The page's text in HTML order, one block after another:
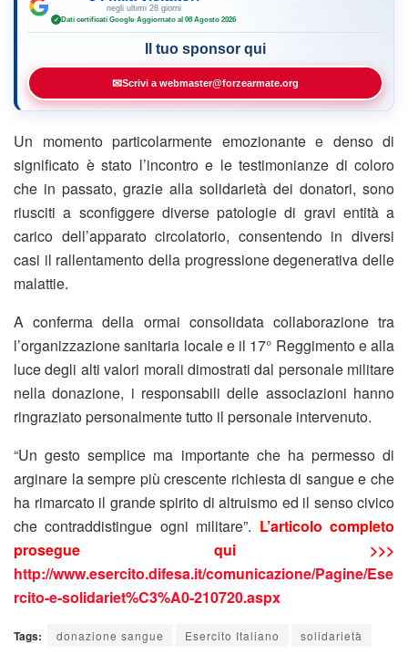
negli ultimi 28 giorni
✓ Dati certificati Google·Aggiornato al 08 Agosto 2026
Il tuo sponsor qui
✉Scrivi a webmaster@forzearmate.org
Un momento particolarmente emozionante e denso di
significato è stato l’incontro e le testimonianze di coloro
che in passato, grazie alla solidarietà dei donatori, sono
riusciti a sconfiggere diverse patologie di gravi entità a
carico dell’apparato circolatorio, consentendo in diversi
casi il rallentamento della progressione degenerativa delle
malattie.
A conferma della ormai consolidata collaborazione tra
l’organizzazione sanitaria locale e il 17° Reggimento e alla
luce degli alti valori morali dimostrati dal personale militare
nella donazione, i responsabili delle associazioni hanno
ringraziato personalmente tutto il personale intervenuto.
“Un gesto semplice ma importante che ha permesso di
arginare la sempre più crescente richiesta di sangue e che
ha rimarcato il grande spirito di altruismo ed il senso civico
che contraddistingue ogni militare”. L’articolo completo
prosegue qui >>>
http://www.esercito.difesa.it/comunicazione/Pagine/Ese
rcito-e-solidariet%C3%A0-210720.aspx
Tags: donazione sangue Esercito Italiano solidarietà